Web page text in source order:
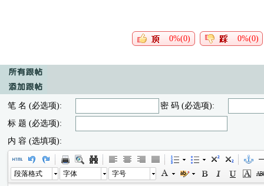
0%(0) 0%(0)
笔 名 (必选项):
密 码 (必选项):
标 题 (必选项):
内 容 (选填项):
段落格式 字体 字号